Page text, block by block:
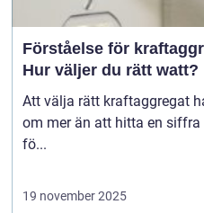
Förståelse för
Hur väljer du rätt watt?
Att välja rätt kraftaggregat
om mer än att hitta en siffra
fö...
19 november 2025